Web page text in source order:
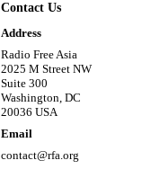
Contact Us
Address
Radio Free Asia
2025 M Street NW
Suite 300
Washington, DC
20036 USA
Email
contact@rfa.org